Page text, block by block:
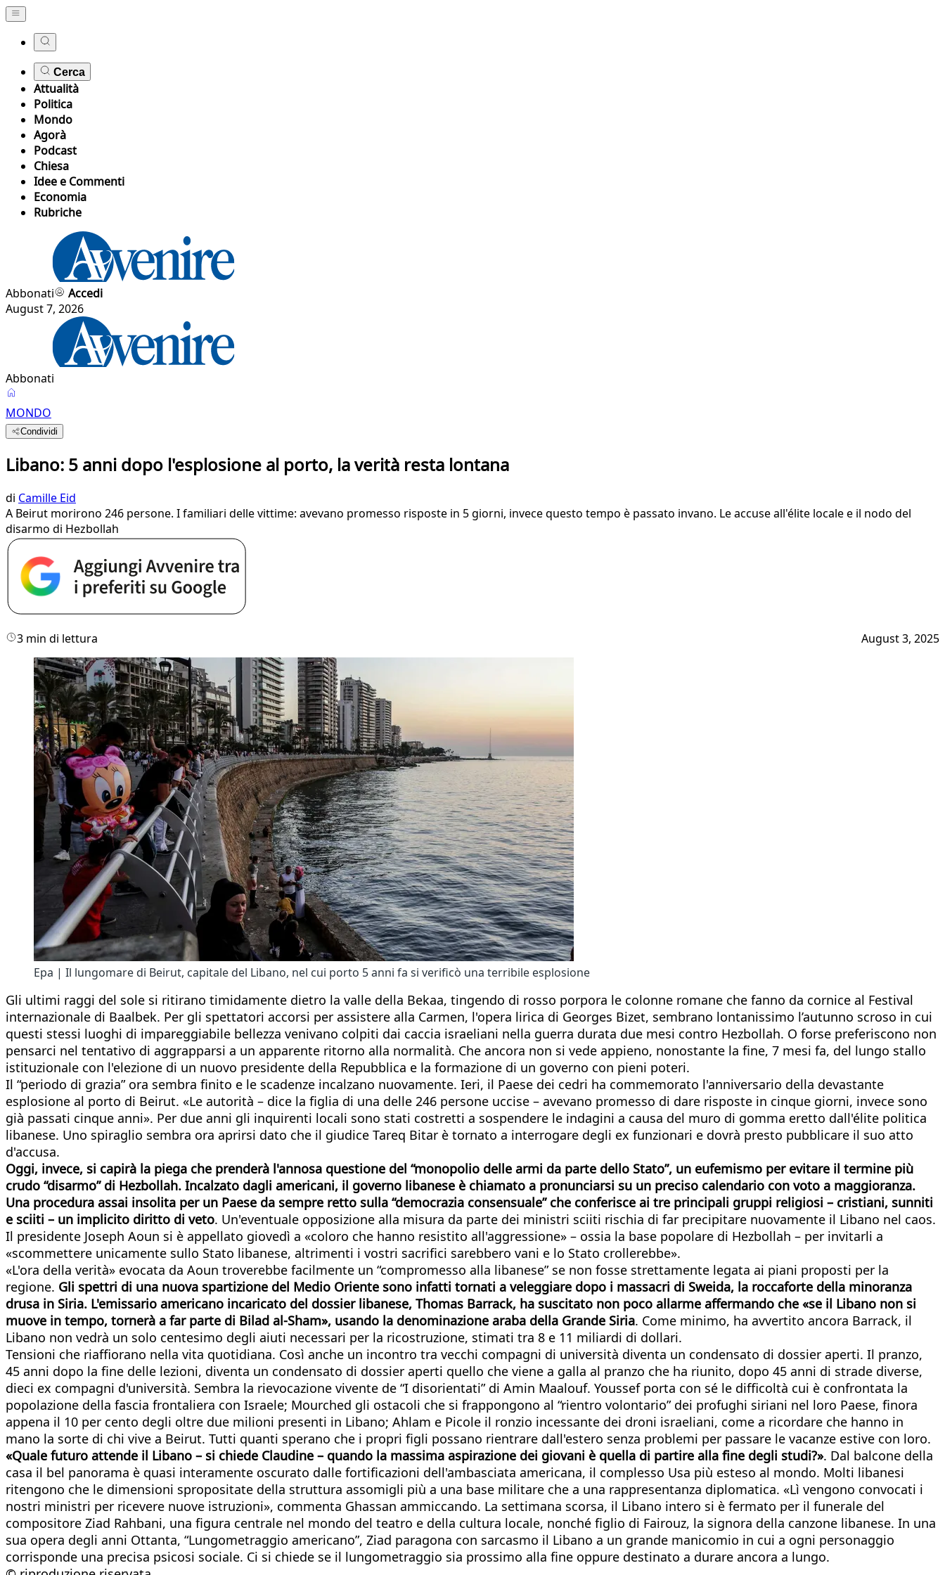
Cerca
Attualità
Politica
Mondo
Agorà
Podcast
Chiesa
Idee e Commenti
Economia
Rubriche
Abbonati
Accedi
August 7, 2026
Abbonati
MONDO
Condividi
Libano: 5 anni dopo l'esplosione al porto, la verità resta lontana
di Camille Eid
A Beirut morirono 246 persone. I familiari delle vittime: avevano promesso risposte in 5 giorni, invece questo tempo è passato invano. Le accuse all'élite locale e il nodo del
disarmo di Hezbollah
3 min di lettura August 3, 2025
Epa | Il lungomare di Beirut, capitale del Libano, nel cui porto 5 anni fa si verificò una terribile esplosione
Gli ultimi raggi del sole si ritirano timidamente dietro la valle della Bekaa, tingendo di rosso porpora le colonne romane che fanno da cornice al Festival
internazionale di Baalbek. Per gli spettatori accorsi per assistere alla Carmen, l'opera lirica di Georges Bizet, sembrano lontanissimo l’autunno scroso in cui
questi stessi luoghi di impareggiabile bellezza venivano colpiti dai caccia israeliani nella guerra durata due mesi contro Hezbollah. O forse preferiscono non
pensarci nel tentativo di aggrapparsi a un apparente ritorno alla normalità. Che ancora non si vede appieno, nonostante la fine, 7 mesi fa, del lungo stallo
istituzionale con l'elezione di un nuovo presidente della Repubblica e la formazione di un governo con pieni poteri.
Il “periodo di grazia” ora sembra finito e le scadenze incalzano nuovamente. Ieri, il Paese dei cedri ha commemorato l'anniversario della devastante
esplosione al porto di Beirut. «Le autorità – dice la figlia di una delle 246 persone uccise – avevano promesso di dare risposte in cinque giorni, invece sono
già passati cinque anni». Per due anni gli inquirenti locali sono stati costretti a sospendere le indagini a causa del muro di gomma eretto dall'élite politica
libanese. Uno spiraglio sembra ora aprirsi dato che il giudice Tareq Bitar è tornato a interrogare degli ex funzionari e dovrà presto pubblicare il suo atto
d'accusa.
Oggi, invece, si capirà la piega che prenderà l'annosa questione del “monopolio delle armi da parte dello Stato”, un eufemismo per evitare il termine più
crudo “disarmo” di Hezbollah. Incalzato dagli americani, il governo libanese è chiamato a pronunciarsi su un preciso calendario con voto a maggioranza.
Una procedura assai insolita per un Paese da sempre retto sulla “democrazia consensuale” che conferisce ai tre principali gruppi religiosi – cristiani, sunniti
e sciiti – un implicito diritto di veto. Un'eventuale opposizione alla misura da parte dei ministri sciiti rischia di far precipitare nuovamente il Libano nel caos.
Il presidente Joseph Aoun si è appellato giovedì a «coloro che hanno resistito all'aggressione» – ossia la base popolare di Hezbollah – per invitarli a
«scommettere unicamente sullo Stato libanese, altrimenti i vostri sacrifici sarebbero vani e lo Stato crollerebbe».
«L'ora della verità» evocata da Aoun troverebbe facilmente un “compromesso alla libanese” se non fosse strettamente legata ai piani proposti per la
regione. Gli spettri di una nuova spartizione del Medio Oriente sono infatti tornati a veleggiare dopo i massacri di Sweida, la roccaforte della minoranza
drusa in Siria. L'emissario americano incaricato del dossier libanese, Thomas Barrack, ha suscitato non poco allarme affermando che «se il Libano non si
muove in tempo, tornerà a far parte di Bilad al-Sham», usando la denominazione araba della Grande Siria. Come minimo, ha avvertito ancora Barrack, il
Libano non vedrà un solo centesimo degli aiuti necessari per la ricostruzione, stimati tra 8 e 11 miliardi di dollari.
Tensioni che riaffiorano nella vita quotidiana. Così anche un incontro tra vecchi compagni di università diventa un condensato di dossier aperti. Il pranzo,
45 anni dopo la fine delle lezioni, diventa un condensato di dossier aperti quello che viene a galla al pranzo che ha riunito, dopo 45 anni di strade diverse,
dieci ex compagni d'università. Sembra la rievocazione vivente de “I disorientati” di Amin Maalouf. Youssef porta con sé le difficoltà cui è confrontata la
popolazione della fascia frontaliera con Israele; Mourched gli ostacoli che si frappongono al “rientro volontario” dei profughi siriani nel loro Paese, finora
appena il 10 per cento degli oltre due milioni presenti in Libano; Ahlam e Picole il ronzio incessante dei droni israeliani, come a ricordare che hanno in
mano la sorte di chi vive a Beirut. Tutti quanti sperano che i propri figli possano rientrare dall'estero senza problemi per passare le vacanze estive con loro.
«Quale futuro attende il Libano – si chiede Claudine – quando la massima aspirazione dei giovani è quella di partire alla fine degli studi?». Dal balcone della
casa il bel panorama è quasi interamente oscurato dalle fortificazioni dell'ambasciata americana, il complesso Usa più esteso al mondo. Molti libanesi
ritengono che le dimensioni spropositate della struttura assomigli più a una base militare che a una rappresentanza diplomatica. «Lì vengono convocati i
nostri ministri per ricevere nuove istruzioni», commenta Ghassan ammiccando. La settimana scorsa, il Libano intero si è fermato per il funerale del
compositore Ziad Rahbani, una figura centrale nel mondo del teatro e della cultura locale, nonché figlio di Fairouz, la signora della canzone libanese. In una
sua opera degli anni Ottanta, “Lungometraggio americano”, Ziad paragona con sarcasmo il Libano a un grande manicomio in cui a ogni personaggio
corrisponde una precisa psicosi sociale. Ci si chiede se il lungometraggio sia prossimo alla fine oppure destinato a durare ancora a lungo.